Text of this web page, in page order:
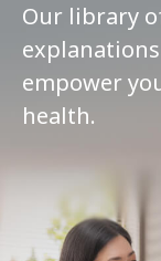
Our library
empower
health.